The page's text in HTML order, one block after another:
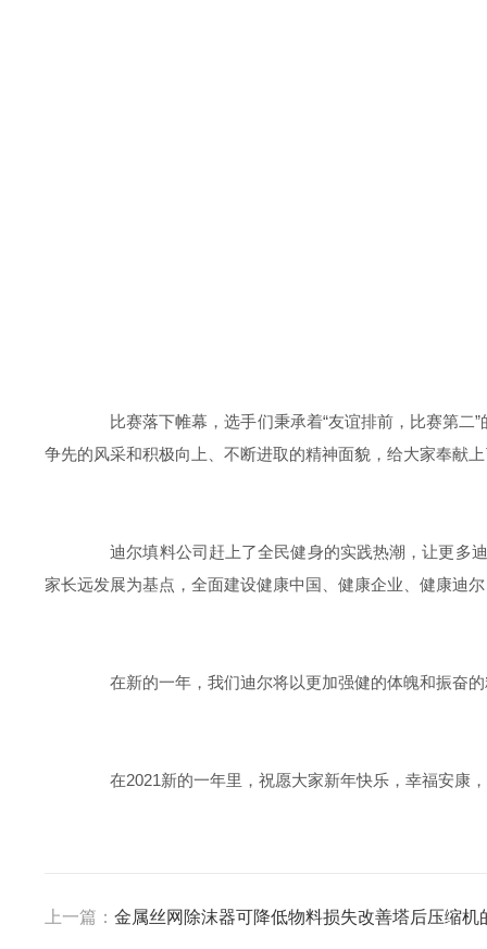
比赛落下帷幕，选手们秉承着“友谊排前，比赛第二”
争先的风采和积极向上、不断进取的精神面貌，给大家奉献
迪尔填料公司赶上了全民健身的实践热潮，让更多迪
家长远发展为基点，全面建设健康中国、健康企业、健康迪
在新的一年，我们迪尔将以更加强健的体魄和振奋的
在2021新的一年里，祝愿大家新年快乐，幸福安康
上一篇： 金属丝网除沫器可降低物料损失改善塔后压缩机